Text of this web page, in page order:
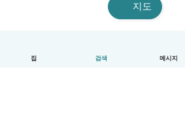
집 검색 메시지
지도